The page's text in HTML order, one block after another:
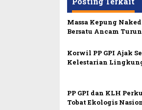
Massa Kepung
Bersatu Ancam
Korwil PP GPI Ajak
Kelestarian
PP GPI dan KLH
Tobat Ekologis